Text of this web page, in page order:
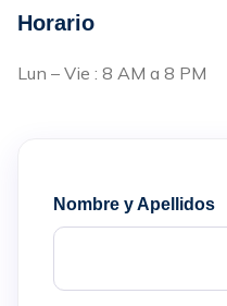
Horario
Lun – Vie : 8 AM a 8 PM
Nombre y Apellidos